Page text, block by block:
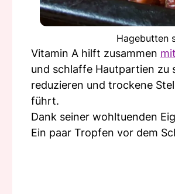
Hagebutten
Vitamin A hilft zusammen
und schlaffe Hautpartien zu
reduzieren und trockene
führt.
Dank seiner wohltuenden
Ein paar Tropfen vor dem